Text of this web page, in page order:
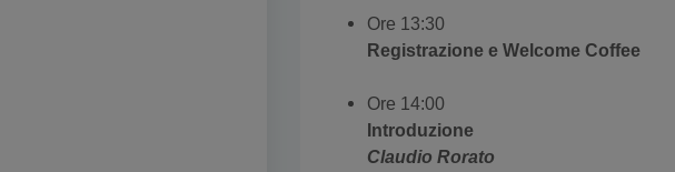
Ore 13:30
Registrazione e Welcome Coffee
Ore 14:00
Introduzione
Claudio Rorato